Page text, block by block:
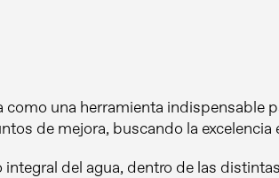
una herramienta indispensable
de mejora, buscando la
del agua, dentro de las